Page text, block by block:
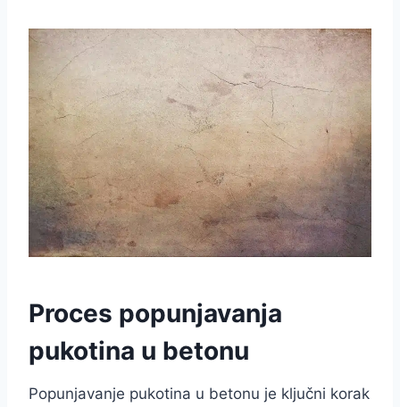
Proces popunjavanja
pukotina u betonu
Popunjavanje pukotina u betonu je ključni korak